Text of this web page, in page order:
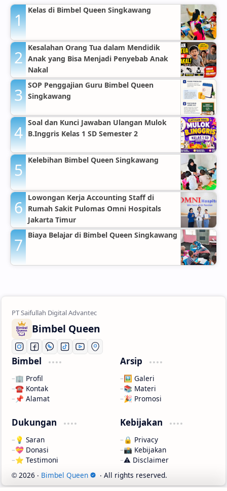
Kelas di Bimbel Queen Singkawang
Kesalahan Orang Tua dalam Mendidik
Anak yang Bisa Menjadi Penyebab Anak
Nakal
SOP Penggajian Guru Bimbel Queen
Singkawang
Soal dan Kunci Jawaban Ulangan Mulok
B.Inggris Kelas 1 SD Semester 2
Kelebihan Bimbel Queen Singkawang
Lowongan Kerja Accounting Staff di
Rumah Sakit Pulomas Omni Hospitals
Jakarta Timur
Biaya Belajar di Bimbel Queen Singkawang
Bimbel Queen
Bimbel
🏢 Profil
☎️ Kontak
📌 Alamat
Arsip
🖼️ Galeri
📚 Materi
🎉 Promosi
Dukungan
💡 Saran
💝 Donasi
⭐ Testimoni
Kebijakan
🔒 Privacy
📸 Kebijakan
⚠️ Disclaimer
© 2026 ‧ Bimbel Queen ‧ All rights reserved.